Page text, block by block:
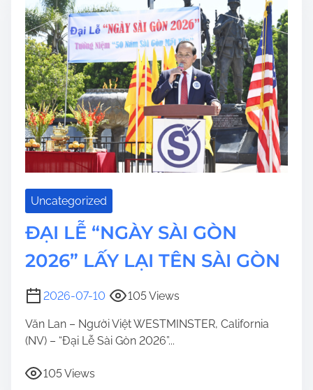
Uncategorized
ĐẠI LỄ “NGÀY SÀI GÒN
2026” LẤY LẠI TÊN SÀI GÒN
2026-07-10 105 Views
Văn Lan – Người Việt WESTMINSTER, California
(NV) – “Đại Lễ Sài Gòn 2026”...
105 Views